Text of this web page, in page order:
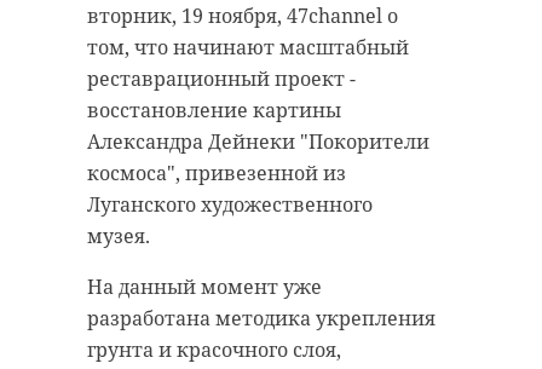
вторник, 19 ноября, 47channel о
том, что начинают масштабный
реставрационный проект -
восстановление картины
Александра Дейнеки "Покорители
космоса", привезенной из
Луганского художественного
музея.
На данный момент уже
разработана методика укрепления
грунта и красочного слоя,